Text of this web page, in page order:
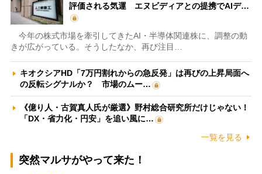
評価される気運 エヌビディアとの提携でAIデ…
今年の株式市場を牽引してきたAI・半導体関連株に、調整の動
きが広がっている。そうしたなか、再び注目…
キオクシアHD「7万円割れからの急反発」は再びの上昇局面へ
の反転シグナルか？ 市場のムー…
《億り人・古賀真人氏が厳選》野村総合研究所だけじゃない！
「DX・省力化・円安」を追い風に…
一覧を見る
突然マルサがやって来た！